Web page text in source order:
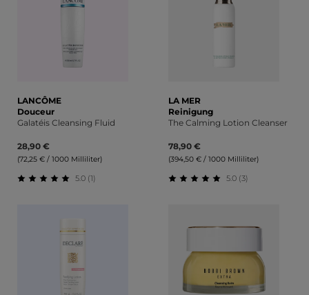
LANCÔME
Douceur
Galatéis Cleansing Fluid
28,90 €
(72,25 € / 1000 Milliliter)
5.0 (1)
LA MER
Reinigung
The Calming Lotion Cleanser
78,90 €
(394,50 € / 1000 Milliliter)
5.0 (3)